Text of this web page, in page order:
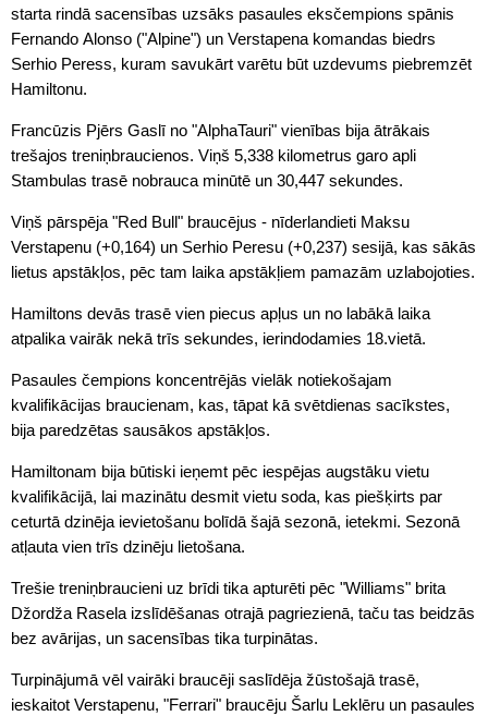
starta rindā sacensības uzsāks pasaules eksčempions spānis
Fernando Alonso ("Alpine") un Verstapena komandas biedrs
Serhio Peress, kuram savukārt varētu būt uzdevums piebremzēt
Hamiltonu.
Francūzis Pjērs Gaslī no "AlphaTauri" vienības bija ātrākais
trešajos treniņbraucienos. Viņš 5,338 kilometrus garo apli
Stambulas trasē nobrauca minūtē un 30,447 sekundes.
Viņš pārspēja "Red Bull" braucējus - nīderlandieti Maksu
Verstapenu (+0,164) un Serhio Peresu (+0,237) sesijā, kas sākās
lietus apstākļos, pēc tam laika apstākļiem pamazām uzlabojoties.
Hamiltons devās trasē vien piecus apļus un no labākā laika
atpalika vairāk nekā trīs sekundes, ierindodamies 18.vietā.
Pasaules čempions koncentrējās vielāk notiekošajam
kvalifikācijas braucienam, kas, tāpat kā svētdienas sacīkstes,
bija paredzētas sausākos apstākļos.
Hamiltonam bija būtiski ieņemt pēc iespējas augstāku vietu
kvalifikācijā, lai mazinātu desmit vietu soda, kas piešķirts par
ceturtā dzinēja ievietošanu bolīdā šajā sezonā, ietekmi. Sezonā
atļauta vien trīs dzinēju lietošana.
Trešie treniņbraucieni uz brīdi tika apturēti pēc "Williams" brita
Džordža Rasela izslīdēšanas otrajā pagriezienā, taču tas beidzās
bez avārijas, un sacensības tika turpinātas.
Turpinājumā vēl vairāki braucēji saslīdēja žūstošajā trasē,
ieskaitot Verstapenu, "Ferrari" braucēju Šarlu Leklēru un pasaules